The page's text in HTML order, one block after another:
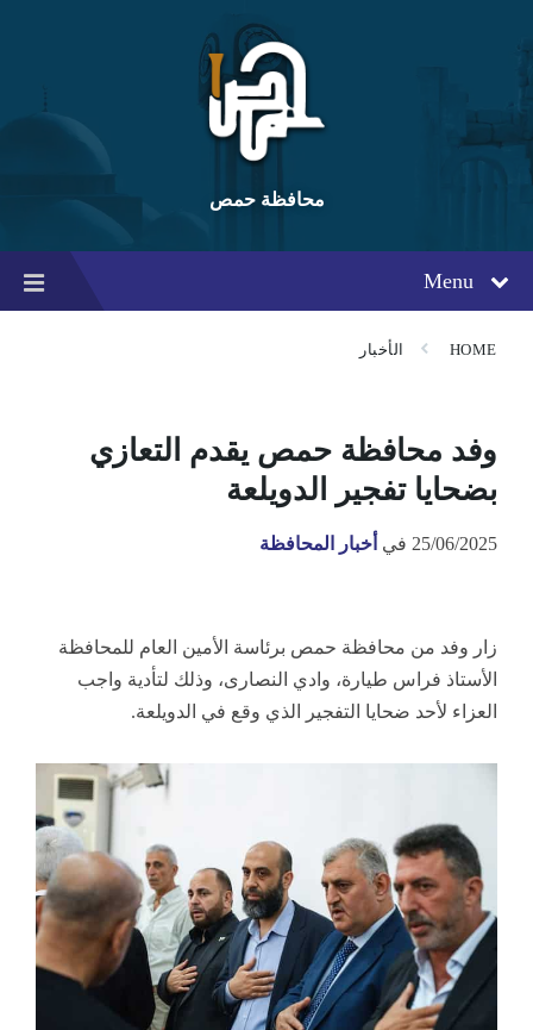
content
main
navigation
footer
محافظة حمص
Menu
HOME الأخبار
وفد محافظة حمص يقدم التعازي
بضحايا تفجير الدويلعة
25/06/2025 في أخبار المحافظة
زار وفد من محافظة حمص برئاسة الأمين العام للمحافظة
الأستاذ فراس طيارة، وادي النصارى، وذلك لتأدية واجب
العزاء لأحد ضحايا التفجير الذي وقع في الدويلعة.